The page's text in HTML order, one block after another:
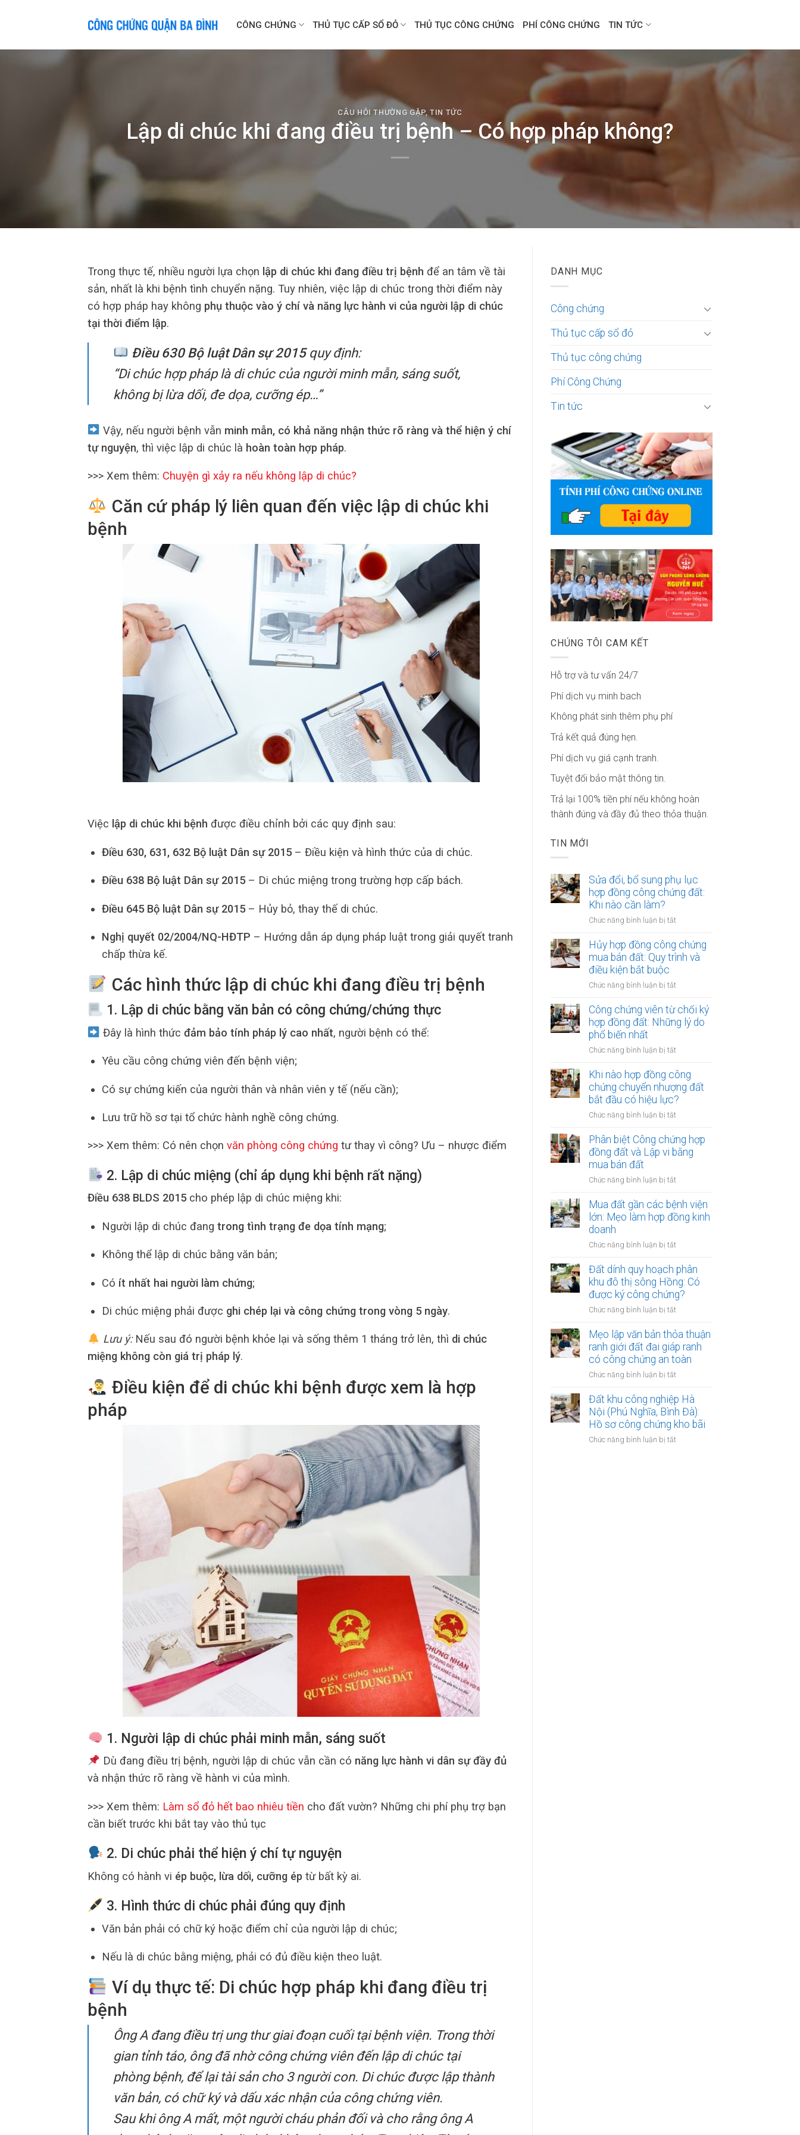
CÔNG CHỨNG THỦ TỤC CẤP SỔ ĐỎ THỦ TỤC CÔNG CHỨNG PHÍ CÔNG CHỨNG TIN TỨC
CÂU HỎI THƯỜNG GẶP,TIN TỨC
Lập di chúc khi đang điều trị bệnh – Có hợp pháp không?
Trong thực tế, nhiều người lựa chọn lập di chúc khi đang điều trị bệnh để an tâm về tài
sản, nhất là khi bệnh tình chuyển nặng. Tuy nhiên, việc lập di chúc trong thời điểm này
có hợp pháp hay không phụ thuộc vào ý chí và năng lực hành vi của người lập di chúc
tại thời điểm lập.
Điều 630 Bộ luật Dân sự 2015quy định:
“Di chúc hợp pháp là di chúc của người minh mẫn, sáng suốt,
không bị lừa dối, đe dọa, cưỡng ép…”
Vậy, nếu người bệnh vẫn minh mẫn, có khả năng nhận thức rõ ràng và thể hiện ý chí
tự nguyện, thì việc lập di chúc là hoàn toàn hợp pháp.
>>> Xem thêm: Chuyện gì xảy ra nếu không lập di chúc?
Căn cứ pháp lý liên quan đến việc lập di chúc khi
bệnh
Việc lập di chúc khi bệnh được điều chỉnh bởi các quy định sau:
Điều 630, 631, 632 Bộ luật Dân sự 2015– Điều kiện và hình thức của di chúc.
Điều 638 Bộ luật Dân sự 2015– Di chúc miệng trong trường hợp cấp bách.
Điều 645 Bộ luật Dân sự 2015– Hủy bỏ, thay thế di chúc.
Nghị quyết 02/2004/NQ-HĐTP – Hướng dẫn áp dụng pháp luật trong giải quyết tranh
chấp thừa kế.
Các hình thức lập di chúc khi đang điều trị bệnh
1. Lập di chúc bằng văn bản có công chứng/chứng thực
Đây là hình thức đảm bảo tính pháp lý cao nhất, người bệnh có thể:
Yêu cầu công chứng viên đến bệnh viện;
Có sự chứng kiến của người thân và nhân viên y tế (nếu cần);
Lưu trữ hồ sơ tại tổ chức hành nghề công chứng.
>>> Xem thêm: Có nên chọn văn phòng công chứng tư thay vì công? Ưu – nhược điểm
2. Lập di chúc miệng (chỉ áp dụng khi bệnh rất nặng)
Điều 638 BLDS 2015cho phép lập di chúc miệng khi:
Người lập di chúc đang trong tình trạng đe dọa tính mạng;
Không thể lập di chúc bằng văn bản;
Có ít nhất hai người làm chứng;
Di chúc miệng phải được ghi chép lại và công chứng trong vòng 5 ngày.
Lưu ý:Nếu sau đó người bệnh khỏe lại và sống thêm 1 tháng trở lên, thì di chúc
miệng không còn giá trị pháp lý.
Điều kiện để di chúc khi bệnh được xem là hợp
pháp
1. Người lập di chúc phải minh mẫn, sáng suốt
Dù đang điều trị bệnh, người lập di chúc vẫn cần có năng lực hành vi dân sự đầy đủ
và nhận thức rõ ràng về hành vi của mình.
>>> Xem thêm: Làm sổ đỏ hết bao nhiêu tiền cho đất vườn? Những chi phí phụ trợ bạn
cần biết trước khi bắt tay vào thủ tục
2. Di chúc phải thể hiện ý chí tự nguyện
Không có hành vi ép buộc, lừa dối, cưỡng ép từ bất kỳ ai.
3. Hình thức di chúc phải đúng quy định
Văn bản phải có chữ ký hoặc điểm chỉ của người lập di chúc;
Nếu là di chúc bằng miệng, phải có đủ điều kiện theo luật.
Ví dụ thực tế: Di chúc hợp pháp khi đang điều trị
bệnh
Ông A đang điều trị ung thư giai đoạn cuối tại bệnh viện. Trong thời
gian tỉnh táo, ông đã nhờ công chứng viên đến lập di chúc tại
phòng bệnh, để lại tài sản cho 3 người con. Di chúc được lập thành
văn bản, có chữ ký và dấu xác nhận của công chứng viên.
Sau khi ông A mất, một người cháu phản đối và cho rằng ông A
DANH MỤC
Công chứng
Thủ tục cấp sổ đỏ
Thủ tục công chứng
Phí Công Chứng
Tin tức
CHÚNG TÔI CAM KẾT
Hỗ trợ và tư vấn 24/7
Phí dịch vụ minh bach
Không phát sinh thêm phụ phí
Trả kết quả đúng hẹn.
Phí dịch vụ giá cạnh tranh.
Tuyệt đối bảo mật thông tin.
Trả lại 100% tiền phí nếu không hoàn
thành đúng và đầy đủ theo thỏa thuận.
TIN MỚI
Sửa đổi, bổ sung phụ lục
hợp đồng công chứng đất:
Khi nào cần làm?
Chức năng bình luận bị tắt
đổi,
bổ
lục
đồng
công
cần
làm?
Hủy hợp đồng công chứng
mua bán đất: Quy trình và
điều kiện bắt buộc
Chức năng bình luận bị tắt
hợp
đồng
công
mua
đất:
Quy
trình
bắt
buộc
Công chứng viên từ chối ký
hợp đồng đất: Những lý do
phổ biến nhất
Chức năng bình luận bị tắt
chứng
viên
từ
ký
đồng
đất:
biến
nhất
Khi nào hợp đồng công
chứng chuyển nhượng đất
bắt đầu có hiệu lực?
Chức năng bình luận bị tắt
nào
hợp
đồng
chứng
nhượng
đất
lực?
Phân biệt Công chứng hợp
đồng đất và Lập vi bằng
mua bán đất
Chức năng bình luận bị tắt
biệt
Công
chứng
đồng
và
Lập
vi
đất
Mua đất gần các bệnh viện
lớn: Mẹo làm hợp đồng kinh
doanh
Chức năng bình luận bị tắt
đất
gần
các
bệnh
viện
Mẹo
làm
hợp
Đất dính quy hoạch phân
khu đô thị sông Hồng: Có
được ký công chứng?
Chức năng bình luận bị tắt
dính
quy
hoạch
khu
thị
sông
Hồng:
Mẹo lập văn bản thỏa thuận
ranh giới đất đai giáp ranh
có công chứng an toàn
Chức năng bình luận bị tắt
lập
văn
bản
thuận
Đất khu công nghiệp Hà
Nội (Phú Nghĩa, Bình Đà):
Hồ sơ công chứng kho bãi
Chức năng bình luận bị tắt